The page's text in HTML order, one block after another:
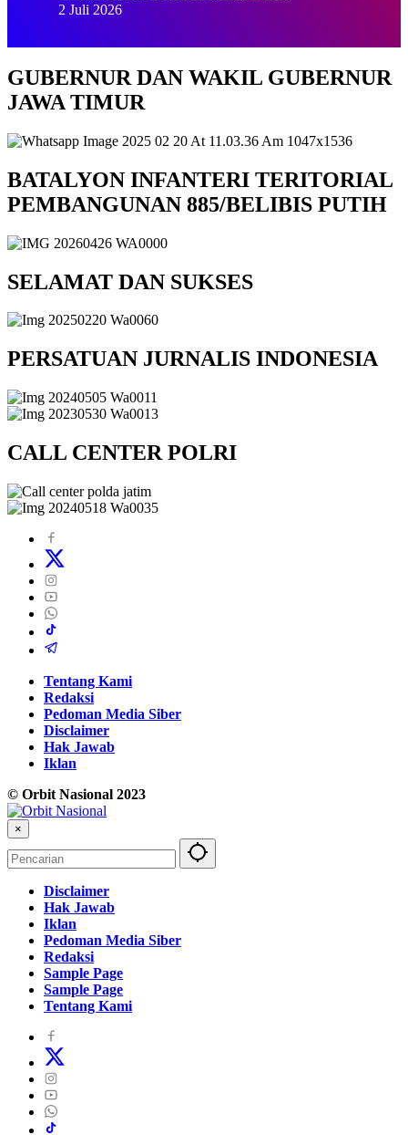
2 Juli 2026
GUBERNUR DAN WAKIL GUBERNUR
JAWA TIMUR
BATALYON INFANTERI TERITORIAL
PEMBANGUNAN 885/BELIBIS PUTIH
SELAMAT DAN SUKSES
PERSATUAN JURNALIS INDONESIA
CALL CENTER POLRI
Tentang Kami
Redaksi
Pedoman Media Siber
Disclaimer
Hak Jawab
Iklan
© Orbit Nasional 2023
×
Disclaimer
Hak Jawab
Iklan
Pedoman Media Siber
Redaksi
Sample Page
Sample Page
Tentang Kami